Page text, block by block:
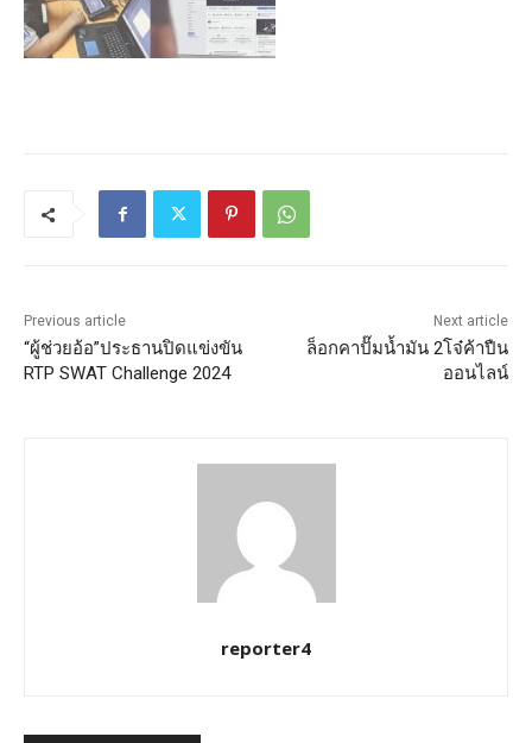
Previous article
“ผู้ช่วยอ้อ”ประธานปิดแข่งขัน
RTP SWAT Challenge 2024
Next article
ล็อกคาปั๊มน้ำมัน 2โจ๋ค้าปืน
ออนไลน์
reporter4